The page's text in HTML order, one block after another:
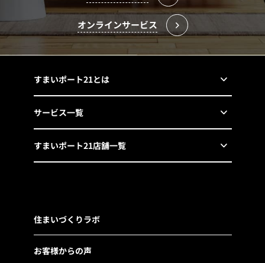
オンラインサービス
すまいポート21とは
サービス一覧
すまいポート21店舗一覧
住まいづくりラボ
お客様からの声